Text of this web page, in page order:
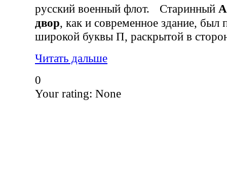
русский военный флот. Старинный
двор, как и современное здание, был
широкой буквы П, раскрытой в
Читать дальше
0
Your rating: None